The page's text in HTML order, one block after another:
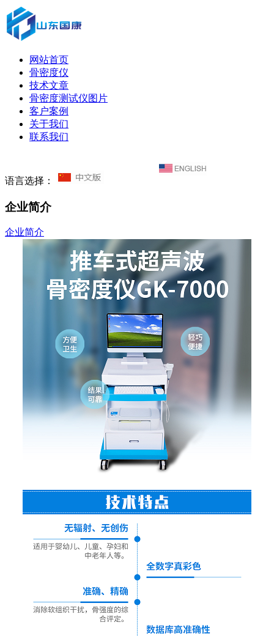
网站首页
骨密度仪
技术文章
骨密度测试仪图片
客户案例
关于我们
联系我们
语言选择：
企业简介
企业简介